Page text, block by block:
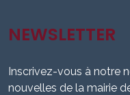
NEWSLETTER
Inscrivez-vous à notre
nouvelles de la mairie